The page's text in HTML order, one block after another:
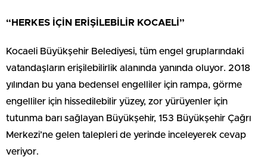
“HERKES İÇİN ERİŞİLEBİLİR KOCAELİ”
Kocaeli Büyükşehir Belediyesi, tüm engel gruplarındaki
vatandaşların erişilebilirlik alanında yanında oluyor. 2018
yılından bu yana bedensel engelliler için rampa, görme
engelliler için hissedilebilir yüzey, zor yürüyenler için
tutunma barı sağlayan Büyükşehir, 153 Büyükşehir Çağrı
Merkezi’ne gelen talepleri de yerinde inceleyerek cevap
veriyor.